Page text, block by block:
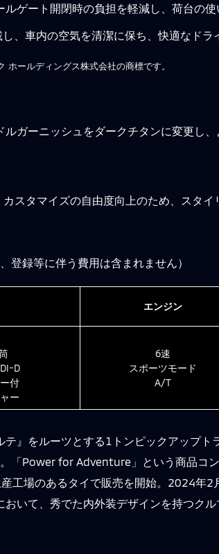
ゲート開閉時の負担を軽減し、荷台の使
、車内の空気を清潔に保ち、快適なドラ
ールディングス株式会社の商標です。
ガーニッシュをダークチタンに変更し
スタマイズの自由度向上のため、スタイ
登録等に伴う費用は含まれません）
エンジン
D
付
ー
6速
スポーツモード
A/T
テ』をルーツとする1トンピックアップ
「Power for Adventure」という商品コ
工場のあるタイで販売を開始。2024年
いて、秀でた内外装デザインを持つク